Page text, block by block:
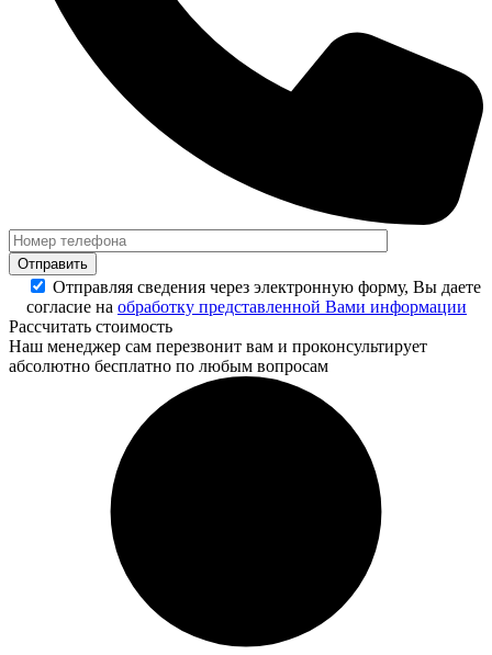
Отправляя сведения через электронную форму, Вы даете
согласие на обработку представленной Вами информации
Рассчитать стоимость
Наш менеджер сам перезвонит вам и проконсультирует
абсолютно бесплатно по любым вопросам